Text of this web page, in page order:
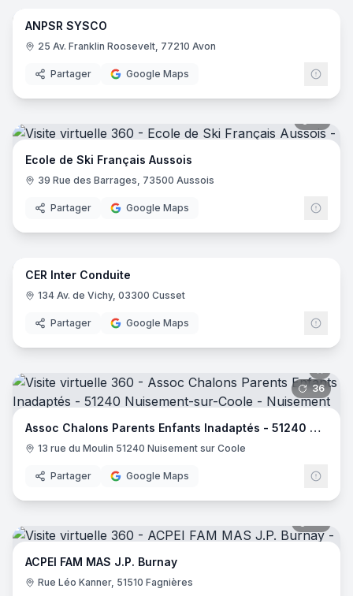
ANPSR SYSCO
25 Av. Franklin Roosevelt, 77210 Avon
Partager Google Maps
Ecole de Ski Français Aussois
39 Rue des Barrages, 73500 Aussois
Partager Google Maps
8
CER Inter Conduite
134 Av. de Vichy, 03300 Cusset
Partager Google Maps
36
Assoc Chalons Parents Enfants Inadaptés - 51240 Nuisement-sur-Coole
13 rue du Moulin 51240 Nuisement sur Coole
Partager Google Maps
ACPEI FAM MAS J.P. Burnay
Rue Léo Kanner, 51510 Fagnières